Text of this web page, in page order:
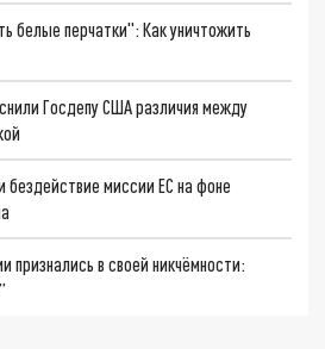
белые перчатки": Как уничтожить
Госдепу США различия между
миссии ЕС на фоне
признались в своей никчёмности: